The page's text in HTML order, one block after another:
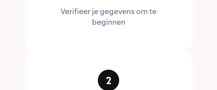
Verifieer je gegevens om te
beginnen